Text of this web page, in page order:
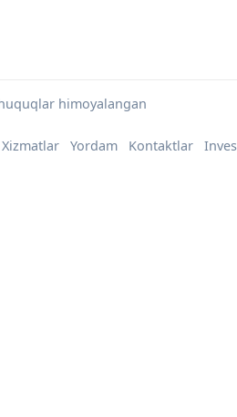
himoyalangan
Xizmatlar Yordam Kontaktlar